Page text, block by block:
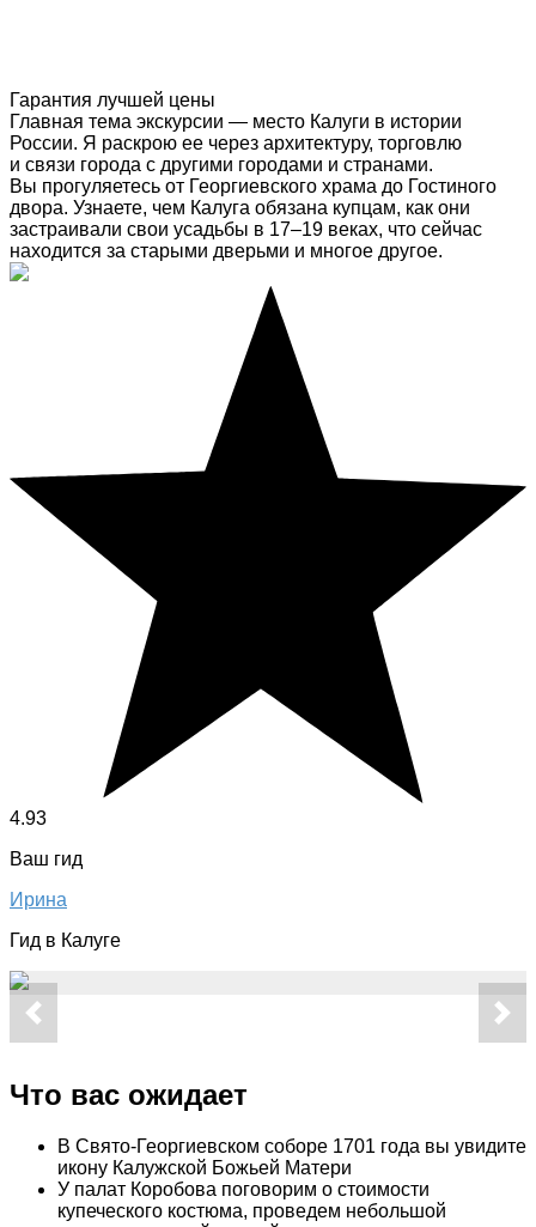
Гарантия лучшей цены
Главная тема экскурсии — место Калуги в истории
России. Я раскрою ее через архитектуру, торговлю
и связи города с другими городами и странами.
Вы прогуляетесь от Георгиевского храма до Гостиного
двора. Узнаете, чем Калуга обязана купцам, как они
застраивали свои усадьбы в 17–19 веках, что сейчас
находится за старыми дверьми и многое другое.
4.93
Ваш гид
Ирина
Гид в Калуге
Что вас ожидает
В Свято-Георгиевском соборе 1701 года вы увидите
икону Калужской Божьей Матери
У палат Коробова поговорим о стоимости
купеческого костюма, проведем небольшой